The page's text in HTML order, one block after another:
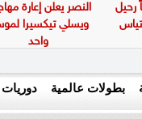
رحيل
النصر يعلن إعارة
ويسلي تيكسيرا
واحد
بطولات عالمية دوريات